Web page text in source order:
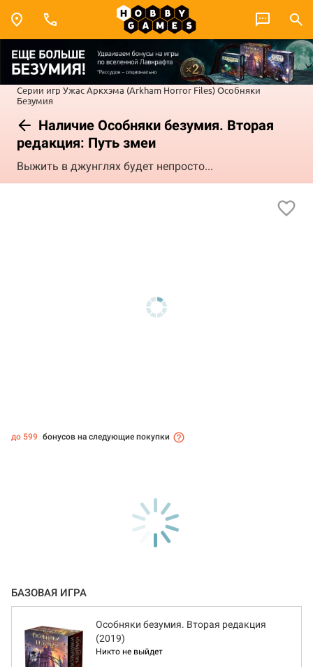
Серии игр Ужас Аркхэма (Arkham Horror Files)Особняки
Безумия
Наличие Особняки безумия. Вторая
редакция: Путь змеи
Выжить в джунглях будет непросто...
до 599 бонусов на следующие покупки
БАЗОВАЯ ИГРА
Особняки безумия. Вторая редакция
(2019)
Никто не выйдет